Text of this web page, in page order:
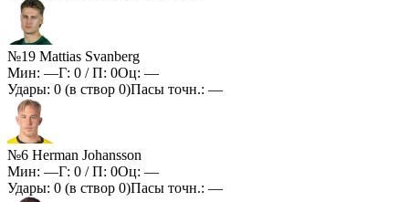
№19 Mattias Svanberg
Мин: —Г: 0 / П: 0Оц: —
Удары: 0 (в створ 0)Пасы точн.: —
№6 Herman Johansson
Мин: —Г: 0 / П: 0Оц: —
Удары: 0 (в створ 0)Пасы точн.: —